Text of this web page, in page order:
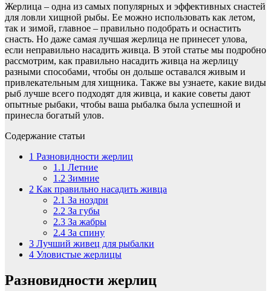
Жерлица – одна из самых популярных и эффективных снастей
для ловли хищной рыбы. Ее можно использовать как летом,
так и зимой, главное – правильно подобрать и оснастить
снасть. Но даже самая лучшая жерлица не принесет улова,
если неправильно насадить живца. В этой статье мы подробно
рассмотрим, как правильно насадить живца на жерлицу
разными способами, чтобы он дольше оставался живым и
привлекательным для хищника. Также вы узнаете, какие виды
рыб лучше всего подходят для живца, и какие советы дают
опытные рыбаки, чтобы ваша рыбалка была успешной и
принесла богатый улов.
Содержание статьи
1 Разновидности жерлиц
1.1 Летние
1.2 Зимние
2 Как правильно насадить живца
2.1 За ноздри
2.2 За губы
2.3 За жабры
2.4 За спину
3 Лучший живец для рыбалки
4 Уловистые жерлицы
Разновидности жерлиц